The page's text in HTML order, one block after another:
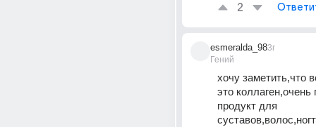
2
esmeralda_98
Гений
3г
хочу заметить,что
это
продукт для